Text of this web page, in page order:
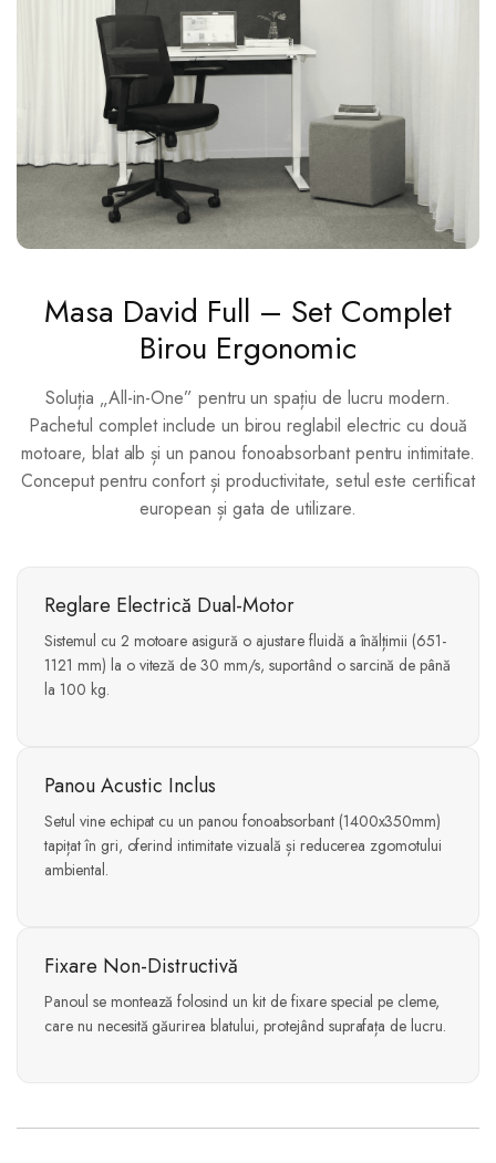
Masa David Full – Set Complet
Birou Ergonomic
Soluția „All-in-One” pentru un spațiu de lucru modern.
Pachetul complet include un birou reglabil electric cu două
motoare, blat alb și un panou fonoabsorbant pentru intimitate.
Conceput pentru confort și productivitate, setul este certificat
european și gata de utilizare.
Reglare Electrică Dual-Motor
Sistemul cu 2 motoare asigură o ajustare fluidă a înălțimii (651-
1121 mm) la o viteză de 30 mm/s, suportând o sarcină de până
la 100 kg.
Panou Acustic Inclus
Setul vine echipat cu un panou fonoabsorbant (1400x350mm)
tapițat în gri, oferind intimitate vizuală și reducerea zgomotului
ambiental.
Fixare Non-Distructivă
Panoul se montează folosind un kit de fixare special pe cleme,
care nu necesită găurirea blatului, protejând suprafața de lucru.